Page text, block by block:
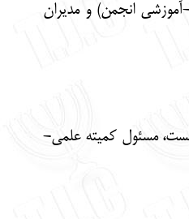
انجمن) و مدیران
و پرورش منطقه ۱۲ تهران تبریک گفتند. در این نشست، مسئول کمیته علمی-